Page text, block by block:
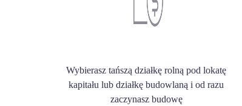
Wybierasz tańszą działkę rolną pod lokatę
kapitału lub działkę budowlaną i od razu
zaczynasz budowę